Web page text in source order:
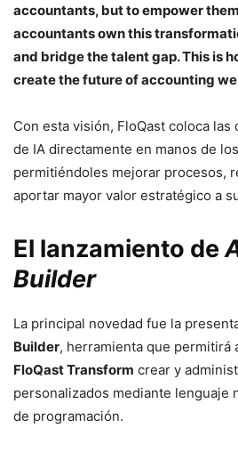
accountants, but to empower
accountants own this
and bridge the talent gap. This is
create the future of accounting
Con esta visión, FloQast coloca las
de IA directamente en manos de
permitiéndoles mejorar procesos,
aportar mayor valor estratégico a
El lanzamiento de
Builder
La principal novedad fue la
Builder, herramienta que permitirá
FloQast Transform crear y
personalizados mediante lenguaje
de programación.